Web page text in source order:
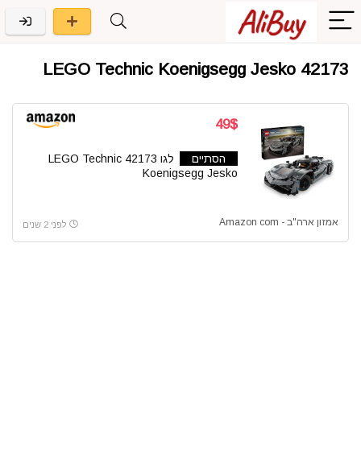
42173 LEGO Technic Koenigsegg Jesko
49$
הסתיים
לגו 42173 LEGO Technic
Koenigsegg Jesko
אמזון ארה"ב - Amazon com לפני 2 שנים